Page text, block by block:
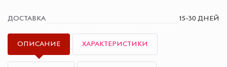
ДОСТАВКА 15-30 ДНЕЙ
ОПИСАНИЕ ХАРАКТЕРИСТИКИ